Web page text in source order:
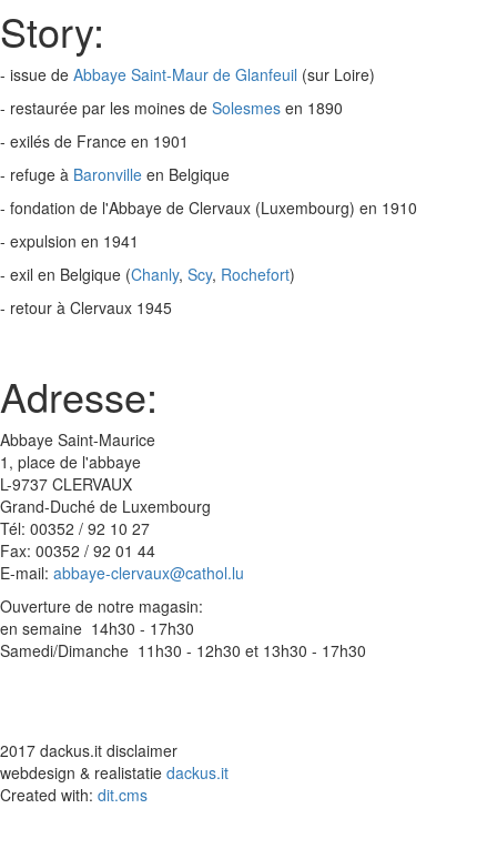
Story:
- issue de Abbaye Saint-Maur de Glanfeuil (sur Loire)
- restaurée par les moines de Solesmes en 1890
- exilés de France en 1901
- refuge à Baronville en Belgique
- fondation de l'Abbaye de Clervaux (Luxembourg) en 1910
- expulsion en 1941
- exil en Belgique (Chanly, Scy, Rochefort)
- retour à Clervaux 1945
Adresse:
Abbaye Saint-Maurice
1, place de l'abbaye
L-9737 CLERVAUX
Grand-Duché de Luxembourg
Tél: 00352 / 92 10 27
Fax: 00352 / 92 01 44
E-mail: abbaye-clervaux@cathol.lu
Ouverture de notre magasin:
en semaine 14h30 - 17h30
Samedi/Dimanche 11h30 - 12h30 et 13h30 - 17h30
2017 dackus.it disclaimer
webdesign & realistatie dackus.it
Created with: dit.cms